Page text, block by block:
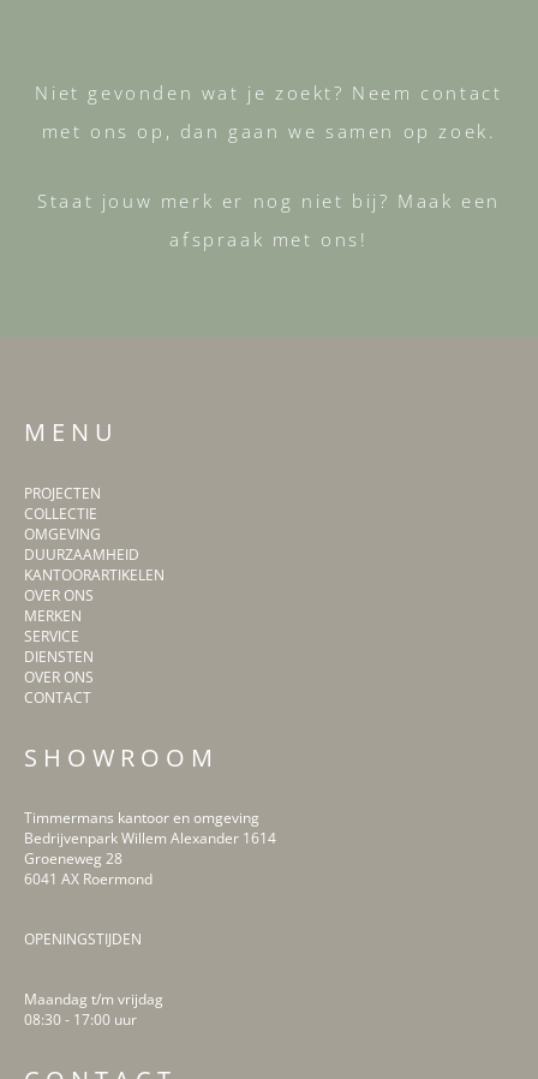
Niet gevonden wat je zoekt? Neem contact
met ons op, dan gaan we samen op zoek.
Staat jouw merk er nog niet bij? Maak een
afspraak met ons!
M E N U
PROJECTEN
COLLECTIE
OMGEVING
DUURZAAMHEID
KANTOORARTIKELEN
OVER ONS
MERKEN
SERVICE
DIENSTEN
OVER ONS
CONTACT
S H O W R O O M
Timmermans kantoor en omgeving
Bedrijvenpark Willem Alexander 1614
Groeneweg 28
6041 AX Roermond
OPENINGSTIJDEN
Maandag t/m vrijdag
08:30 - 17:00 uur
LinkedIn
Facebook
Instagram
Pinterest